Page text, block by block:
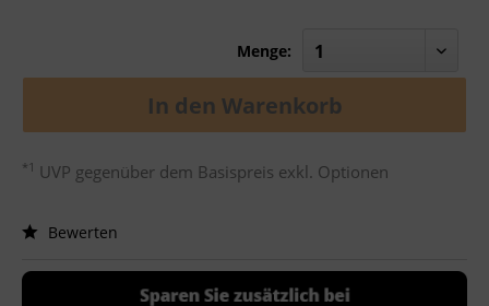
Menge:
In den Warenkorb
*1 UVP gegenüber dem Basispreis exkl. Optionen
Bewerten